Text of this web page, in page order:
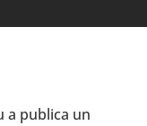
publica un